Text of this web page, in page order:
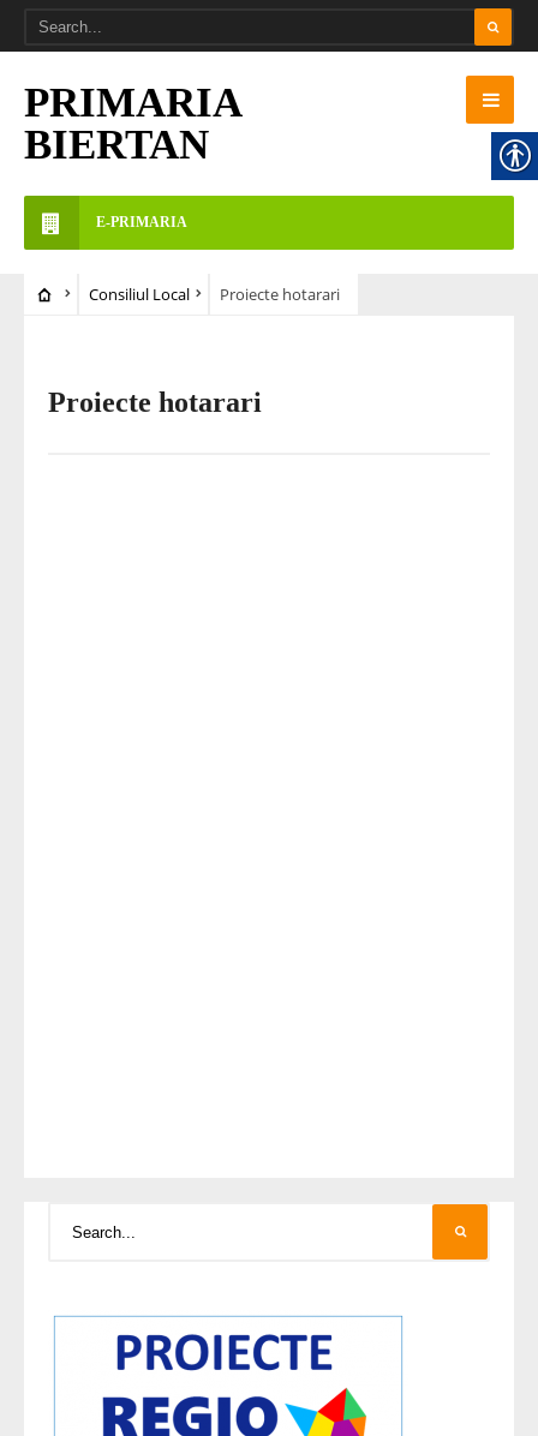
PRIMARIA
BIERTAN
E-PRIMARIA
Consiliul Local Proiecte hotarari
Proiecte hotarari